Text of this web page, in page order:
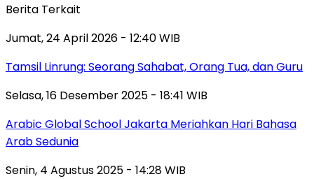
Berita Terkait
Jumat, 24 April 2026 - 12:40 WIB
Tamsil Linrung: Seorang Sahabat, Orang Tua, dan Guru
Selasa, 16 Desember 2025 - 18:41 WIB
Arabic Global School Jakarta Meriahkan Hari Bahasa
Arab Sedunia
Senin, 4 Agustus 2025 - 14:28 WIB